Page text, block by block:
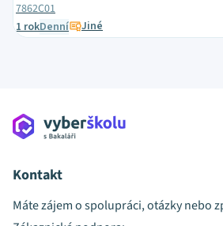
7862C01
1 rokDenní Jiné
Kontakt
Máte zájem o spolupráci, otázky nebo